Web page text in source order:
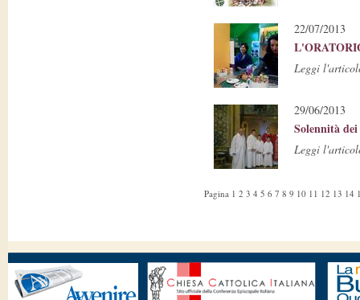
22/07/2013
Leggi
29/06/2013
Solennità
Leggi
Pagina 1 2 3 4 5 6 7 8 9 10 11 12 13 14